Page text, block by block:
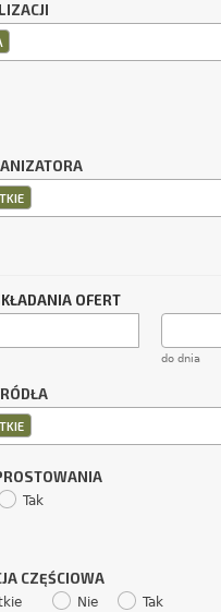
OFERT
do dnia
Tak
CZĘŚCIOWA
Nie Tak